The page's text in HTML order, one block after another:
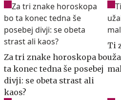
Za tri znake horoskopa bo
ta konec tedna še posebej
divji: se obeta strast ali
kaos?
Ti